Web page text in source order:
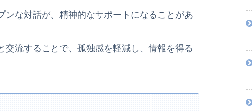
ンな対話が、精神的なサポートになることがあ
流することで、孤独感を軽減し、情報を得る